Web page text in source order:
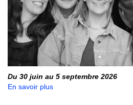
Du 30 juin au 5 septembre 2026
En savoir plus